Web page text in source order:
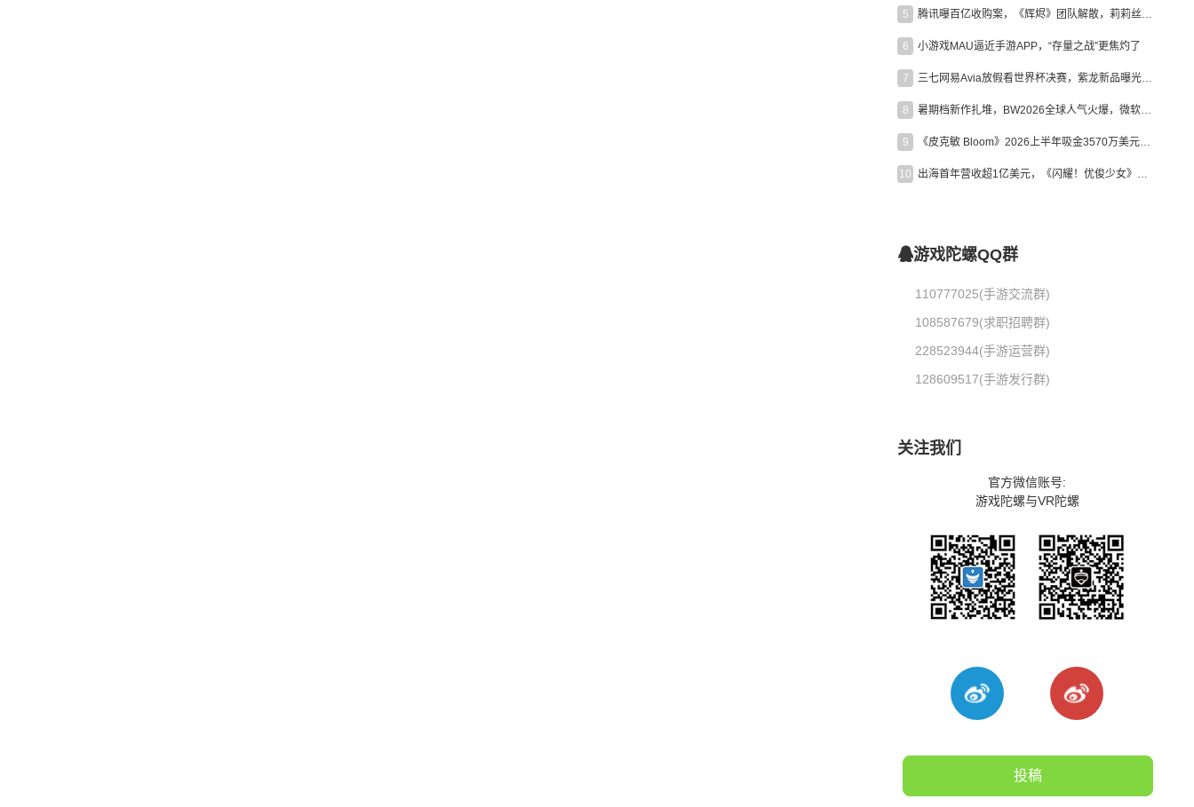
5 腾讯曝百亿收购案，《辉烬》团队解散，莉莉丝新作曝光｜陀螺周报
6 小游戏MAU逼近手游APP，“存量之战”更焦灼了
7 三七网易Avia放假看世界杯决赛，紫龙新品曝光，米哈游新作上线 | 陀螺周报
8 暑期档新作扎堆，BW2026全球人气火爆，微软XBOX大裁员|陀螺周报
9 《皮克敏 Bloom》2026上半年吸金3570万美元，中国台湾成最大市场
10 出海首年营收超1亿美元，《闪耀！优俊少女》美国市场占比达七成
游戏陀螺QQ群
110777025(手游交流群)
108587679(求职招聘群)
228523944(手游运营群)
128609517(手游发行群)
关注我们
官方微信账号:
游戏陀螺与VR陀螺
投稿